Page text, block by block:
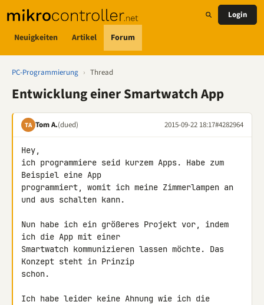
Neuigkeiten Artikel Forum
Login
PC-Programmierung › Thread
Entwicklung einer Smartwatch App
TA Tom A.(dued) 2015-09-22 18:17#4282964
Hey,
ich programmiere seid kurzem Apps. Habe zum
Beispiel eine App
programmiert, womit ich meine Zimmerlampen an
und aus schalten kann.
Nun habe ich ein größeres Projekt vor, indem
ich die App mit einer
Smartwatch kommunizieren lassen möchte. Das
Konzept steht in Prinzip
schon.
Ich habe leider keine Ahnung wie ich die